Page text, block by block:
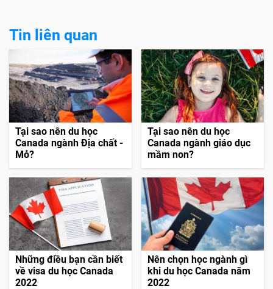
Tin liên quan
Tại sao nên du học
Canada ngành Địa chất -
Mỏ?
Tại sao nên du học
Canada ngành giáo dục
mầm non?
Những điều bạn cần biết
về visa du học Canada
2022
Nên chọn học ngành gì
khi du học Canada năm
2022